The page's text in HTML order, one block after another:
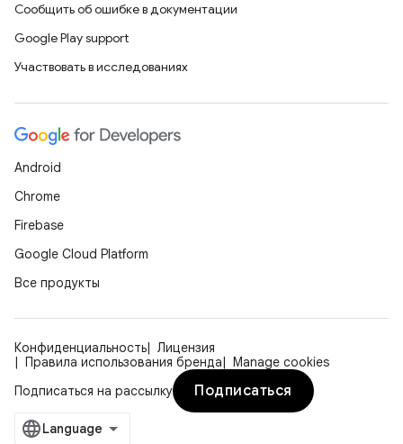
Сообщить об ошибке в документации
Google Play support
Участвовать в исследованиях
Android
Chrome
Firebase
Google Cloud Platform
Все продукты
Конфиденциальность
Лицензия
Правила использования бренда
Manage cookies
Подписаться на рассылку
Подписаться